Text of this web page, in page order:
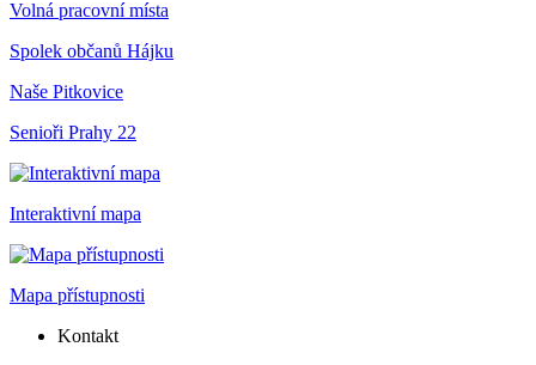
Volná pracovní místa
Spolek občanů Hájku
Naše Pitkovice
Senioři Prahy 22
Interaktivní mapa
Mapa přístupnosti
Kontakt